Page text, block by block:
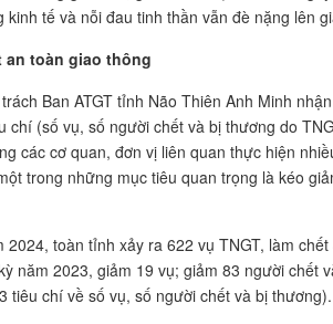
tế và nỗi đau tinh thần vẫn đè nặng lên
an toàn giao thông
Ban ATGT tỉnh Não Thiên Anh Minh
chí (số vụ, số người chết và bị thương do
các cơ quan, đơn vị liên quan thực hiện
trong những mục tiêu quan trọng là kéo
2024, toàn tỉnh xảy ra 622 vụ TNGT, làm
năm 2023, giảm 19 vụ; giảm 83 người chết
tiêu chí về số vụ, số người chết và bị